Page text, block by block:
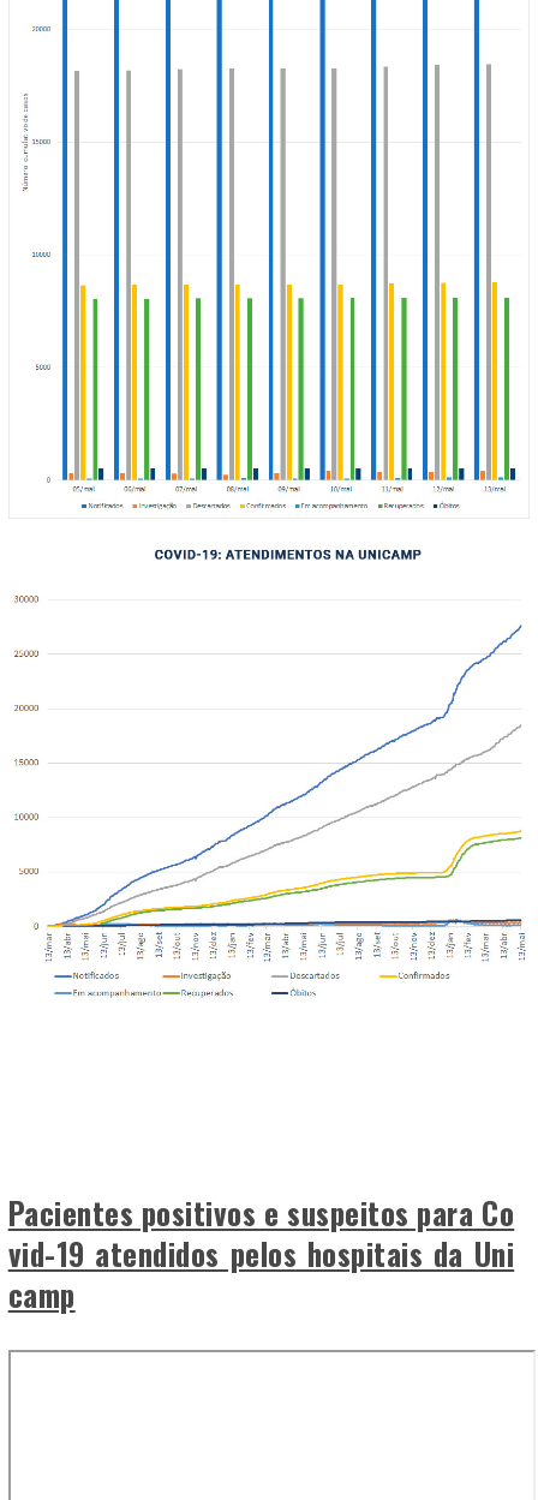
Pacientes positivos e suspeitos para Co
vid-19 atendidos pelos hospitais da Uni
camp